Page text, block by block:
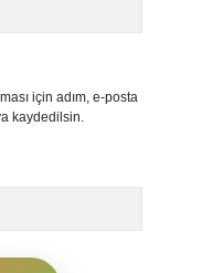
için adım, e-posta
kaydedilsin.